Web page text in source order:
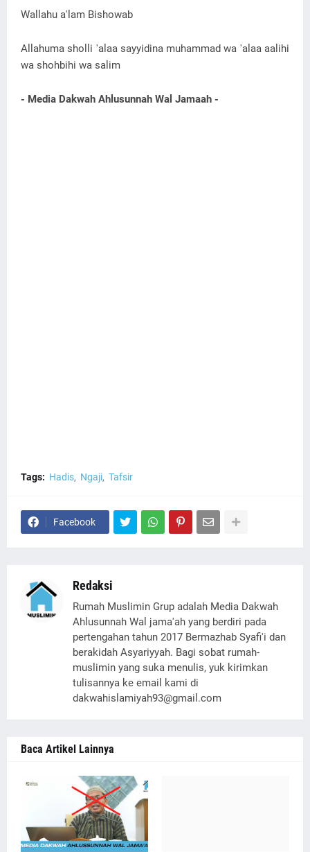
Wallahu a'lam Bishowab
Allahuma sholli 'alaa sayyidina muhammad wa 'alaa aalihi
wa shohbihi wa salim
- Media Dakwah Ahlusunnah Wal Jamaah -
Tags: Hadis Ngaji Tafsir
Facebook
Redaksi
Rumah Muslimin Grup adalah Media Dakwah
Ahlusunnah Wal jama'ah yang berdiri pada
pertengahan tahun 2017 Bermazhab Syafi'i dan
berakidah Asyariyyah. Bagi sobat rumah-
muslimin yang suka menulis, yuk kirimkan
tulisannya ke email kami di
dakwahislamiyah93@gmail.com
Baca Artikel Lainnya